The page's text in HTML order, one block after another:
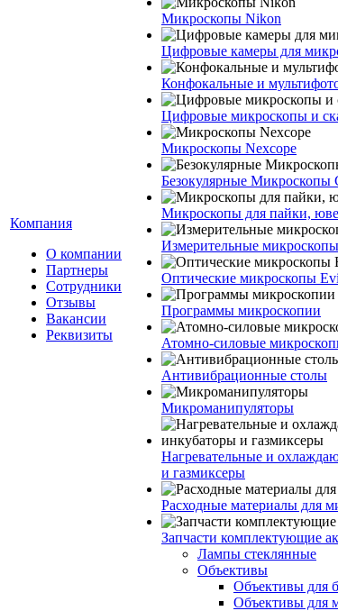
Компания
О компании
Партнеры
Сотрудники
Отзывы
Вакансии
Реквизиты
Микроскопы Nikon
Цифровые камеры для
Конфокальные и
Цифровые микроскопы и
Микроскопы Nexcope
Безокулярные Микроскопы
Микроскопы для пайки,
Измерительные микроскопы
Оптические микроскопы
Программы микроскопии
Атомно-силовые
Антивибрационные столы
Микроманипуляторы
Нагревательные и
и газмиксеры
Расходные материалы для
Запчасти комплектующие
Лампы стеклянные
Объективы
Объективы для
Объективы для